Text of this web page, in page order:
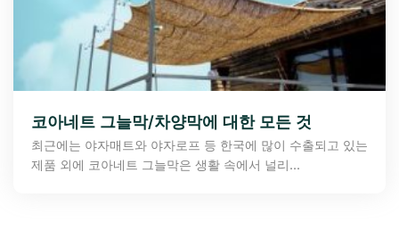
코아네트 그늘막/차양막에 대한 모든 것
최근에는 야자매트와 야자로프 등 한국에 많이 수출되고 있는
제품 외에 코아네트 그늘막은 생활 속에서 널리...